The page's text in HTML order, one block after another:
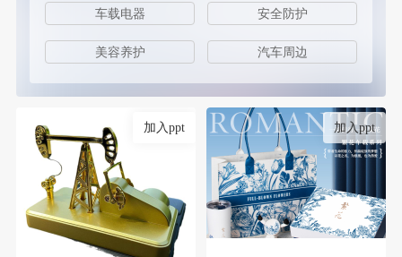
车载电器 安全防护
美容养护 汽车周边
加入ppt 加入ppt